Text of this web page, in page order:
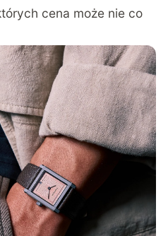
cena może nie co